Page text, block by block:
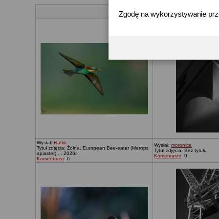
Zgodę na wykorzystywanie
Wysłał: Raftik
Tytuł zdjęcia: Żołna, European Bee-eater (Merops
apiaster) ... 2026r
Komentarze: 0
Wysłał: moronica
Tytuł zdjęcia: Bez tytułu
Komentarze: 0